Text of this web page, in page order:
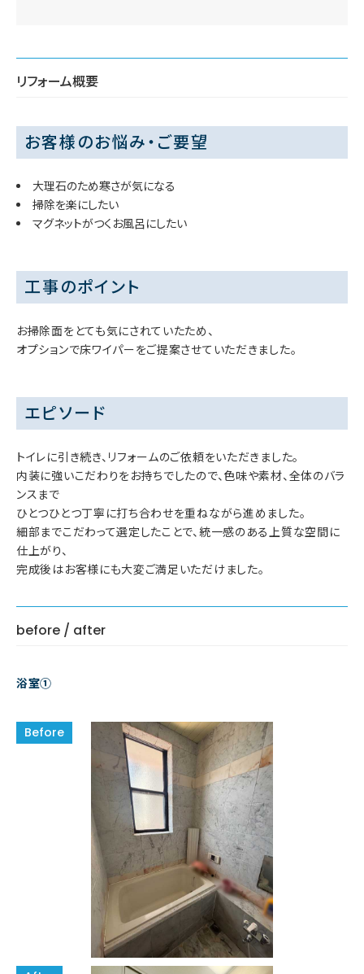
リフォーム概要
お客様のお悩み・ご要望
大理石のため寒さが気になる
掃除を楽にしたい
マグネットがつくお風呂にしたい
工事のポイント
お掃除面をとても気にされていたため、
オプションで床ワイパーをご提案させていただきました。
エピソード
トイレに引き続き、リフォームのご依頼をいただきました。
内装に強いこだわりをお持ちでしたので、色味や素材、全体のバラ
ンスまで
ひとつひとつ丁寧に打ち合わせを重ねながら進めました。
細部までこだわって選定したことで、統一感のある上質な空間に
仕上がり、
完成後はお客様にも大変ご満足いただけました。
before / after
浴室①